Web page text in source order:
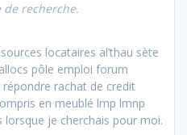
recherche.
locataires al’thau sète
pôle emploi forum
rachat de credit
en meublé lmp lmnp
je cherchais pour moi.